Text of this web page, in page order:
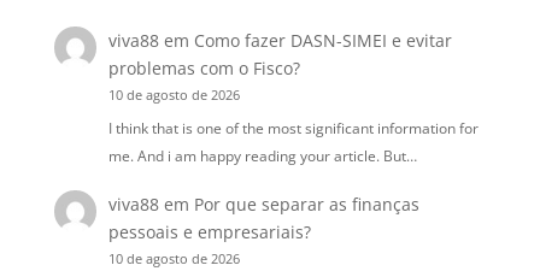
viva88 em Como fazer DASN-SIMEI e evitar
problemas com o Fisco?
10 de agosto de 2026
I think that is one of the most significant information for
me. And i am happy reading your article. But…
viva88 em Por que separar as finanças
pessoais e empresariais?
10 de agosto de 2026